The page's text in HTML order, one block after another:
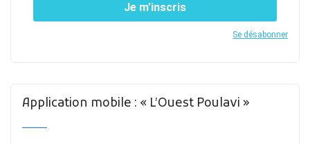
Je m’inscris
Se désabonner
Application mobile : « L’Ouest Poulavi »